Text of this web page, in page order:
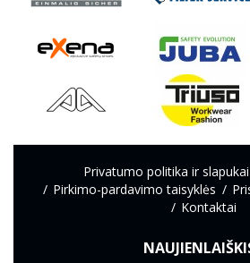
Privatumo politika ir slapukai
Pirkimo-pardavimo taisyklės
Kontaktai